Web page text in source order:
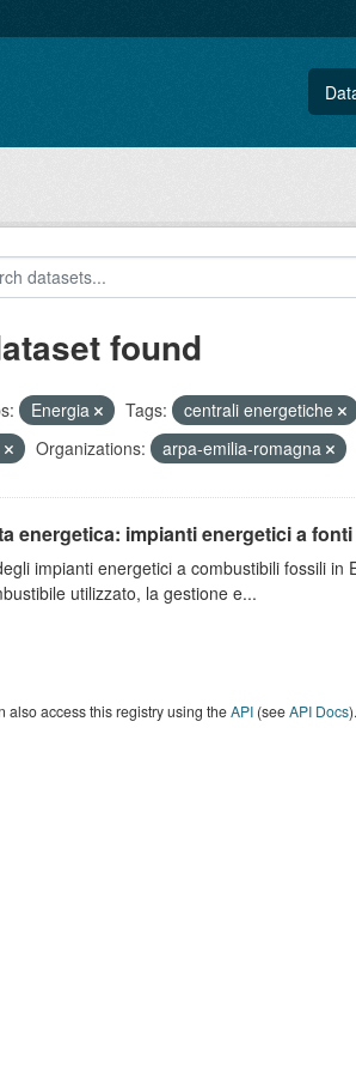
found
Energia Tags: centrali energetiche
Organizations: arpa-emilia-romagna
energetica: impianti energetici a
impianti energetici a combustibili fossili
utilizzato, la gestione e...
also access this registry using theAPI(seeAPI Docs).